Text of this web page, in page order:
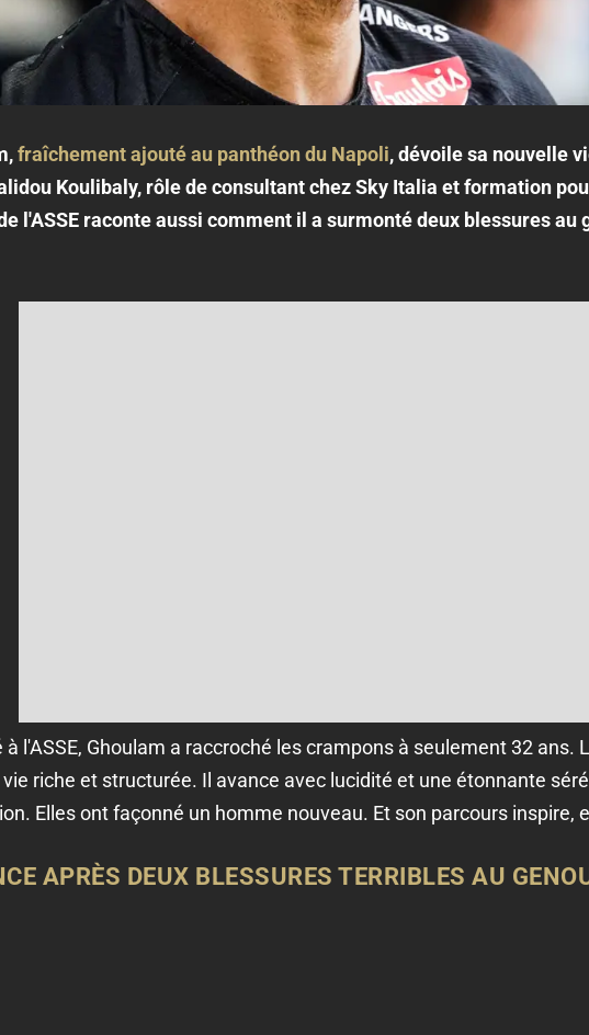
fraîchement ajouté au panthéon du Napoli, dévoile sa nouvelle
Koulibaly, rôle de consultant chez Sky Italia et formation
l'ASSE raconte aussi comment il a surmonté deux blessures au
l'ASSE, Ghoulam a raccroché les crampons à seulement 32 ans.
vie riche et structurée. Il avance avec lucidité et une étonnante
Elles ont façonné un homme nouveau. Et son parcours inspire,
APRÈS DEUX BLESSURES TERRIBLES AU